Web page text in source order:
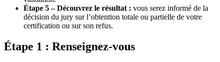
Étape 5 – Découvrez le résultat : vous serez informé de la
décision du jury sur l’obtention totale ou partielle de votre
certification ou sur son refus.
Étape 1 : Renseignez-vous